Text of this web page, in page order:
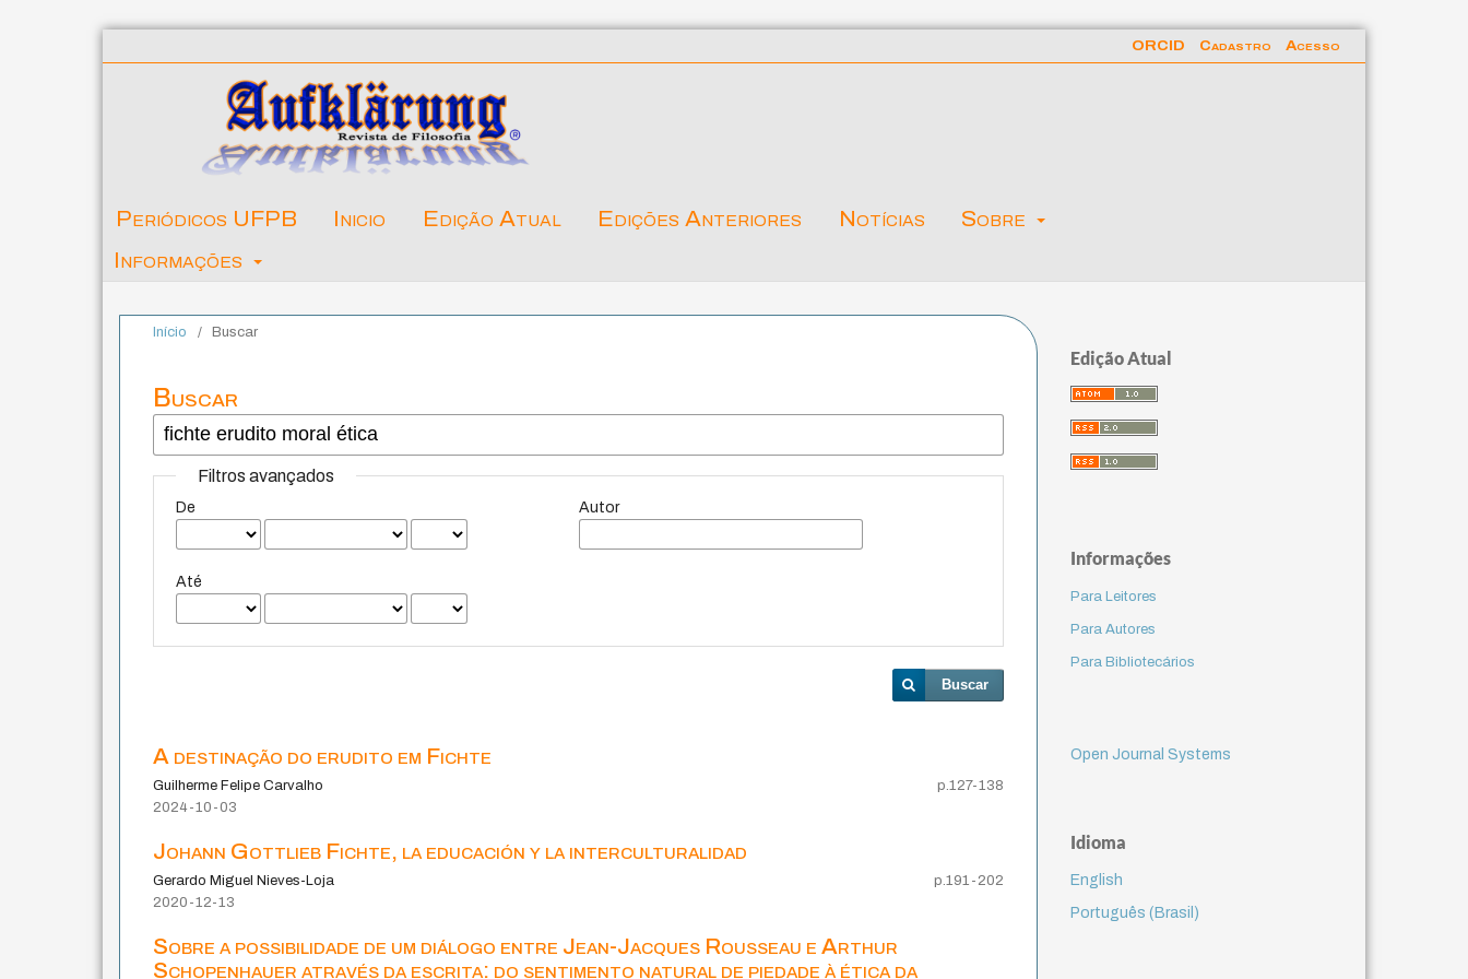
Periódicos UFPB Inicio Edição Atual Edições Anteriores Notícias
Sobre
Informações
ORCID Cadastro Acesso
Início / Buscar
Buscar
Filtros avançados
De
Até
Autor
Buscar
A destinação do erudito em Fichte
Guilherme Felipe Carvalho
p.127-138
2024-10-03
Johann Gottlieb Fichte, la educación y la interculturalidad
Gerardo Miguel Nieves-Loja
p.191-202
2020-12-13
Sobre a possibilidade de um diálogo entre Jean-Jacques Rousseau e Arthur
Schopenhauer através da escrita: do sentimento natural de piedade à ética da
Edição Atual
Informações
Para Leitores
Para Autores
Para Bibliotecários
Open Journal Systems
Idioma
English
Português (Brasil)